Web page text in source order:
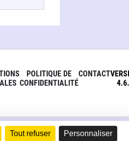
Tout refuser Personnaliser
POLITIQUE DE
CONFIDENTIALITÉ
CONTACT